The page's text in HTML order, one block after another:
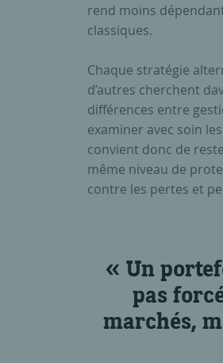
rend moins
classiques.
Chaque stratégie
d’autres cherchent
différences entre
examiner avec soin
convient donc de
même niveau de
contre les pertes et
Un
pas
marchés,